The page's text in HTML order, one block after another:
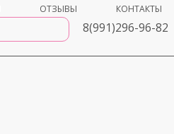
ОТЗЫВЫ КОНТАКТЫ
8(991)296-96-82